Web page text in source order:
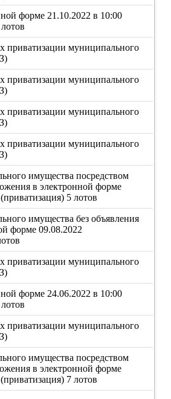
форме 21.10.2022 в 10:00
приватизации муниципального
приватизации муниципального
приватизации муниципального
приватизации муниципального
имущества посредством
в электронной форме
5 лотов
имущества без объявления
форме 09.08.2022
приватизации муниципального
форме 24.06.2022 в 10:00
приватизации муниципального
имущества посредством
в электронной форме
7 лотов